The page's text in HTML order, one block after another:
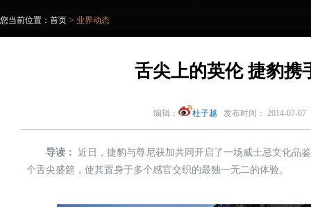
您当前位置： 首页 > 业界动态
舌尖上的英伦 捷豹携
编辑： 杜子越 发布时间： 2014-07-
导读： 近日，捷豹与尊尼获加共同开启了一场威士忌文化品
个舌尖盛筵，使其置身于多个感官交织的最独一无二的体验。